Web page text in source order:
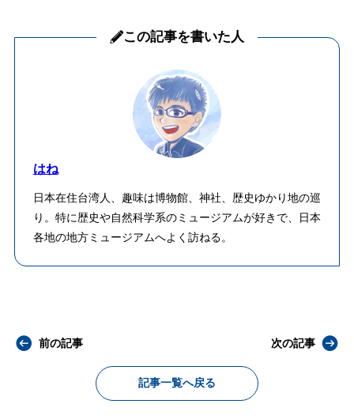
この記事を書いた人
はね
日本在住台湾人、趣味は博物館、神社、歴史ゆかり地の巡
り。特に歴史や自然科学系のミュージアムが好きで、日本
各地の地方ミュージアムへよく訪ねる。
前の記事
記事一覧へ戻る
次の記事